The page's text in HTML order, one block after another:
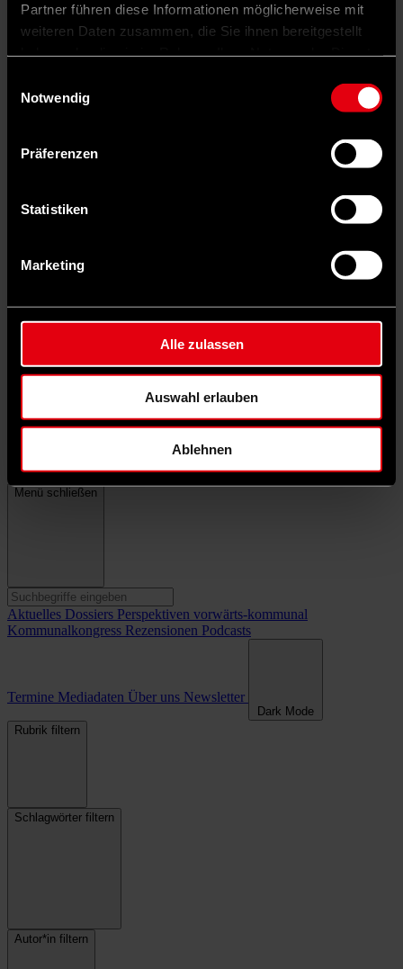
Partner führen diese Informationen möglicherweise mit
weiteren Daten zusammen, die Sie ihnen bereitgestellt
Notwendig
Präferenzen
Statistiken
Marketing
Alle zulassen
Auswahl erlauben
Ablehnen
Menü schließen
Aktuelles Dossiers Perspektiven vorwärts-kommunal
Kommunalkongress Rezensionen Podcasts
Termine Mediadaten Über uns Newsletter
Dark Mode
Rubrik filtern
Schlagwörter filtern
Autor*in filtern